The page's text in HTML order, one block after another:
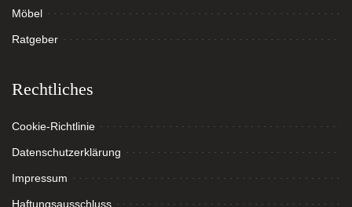
Möbel
Ratgeber
Rechtliches
Cookie-Richtlinie
Datenschutzerklärung
Impressum
Haftungsausschluss